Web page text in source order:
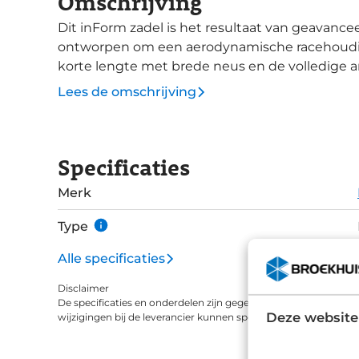
Deze
Dit inForm zadel is het resultaat van
ontworpen om een aerodynamische
korte lengte met brede neus en de volledige
achter doorloopt, verminderen de druk op de
om in een voorwaarts gekantelde positie
zowel mannen als vrouwen. De lichtgewicht
sterkte en flexibiliteit, terwijl de minimale
Het zadel is compatibel met Blendr-
Bontrager Flare achterlicht, een Blendr Fendr
extra gemak en veiligheid.
Lees de omschrijving
Specificaties
Merk
Type
Alle specificaties
Disclaimer
De specificaties en onderdelen zijn gegeven op basis van
wijzigingen bij de leverancier kunnen specificaties afwijken.